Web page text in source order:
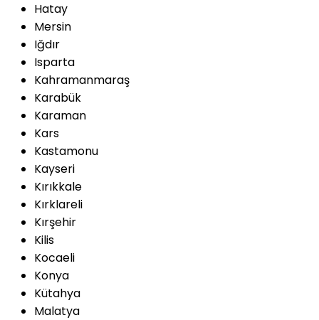
Hatay
Mersin
Iğdır
Isparta
Kahramanmaraş
Karabük
Karaman
Kars
Kastamonu
Kayseri
Kırıkkale
Kırklareli
Kırşehir
Kilis
Kocaeli
Konya
Kütahya
Malatya